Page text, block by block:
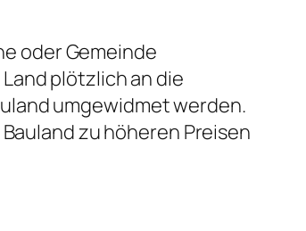
oder Gemeinde
plötzlich an die
umgewidmet werden.
zu höheren Preisen